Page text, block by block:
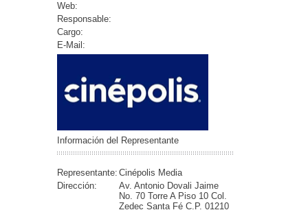
Web:
Responsable:
Cargo:
E-Mail:
Información del Representante
Representante: Cinépolis Media
Dirección:
Av. Antonio Dovali Jaime
No. 70 Torre A Piso 10 Col.
Zedec Santa Fé C.P. 01210